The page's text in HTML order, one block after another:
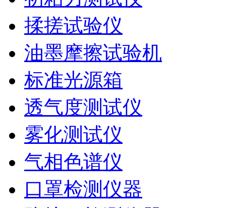
揉搓试验仪
油墨摩擦试验机
标准光源箱
透气度测试仪
雾化测试仪
气相色谱仪
口罩检测仪器